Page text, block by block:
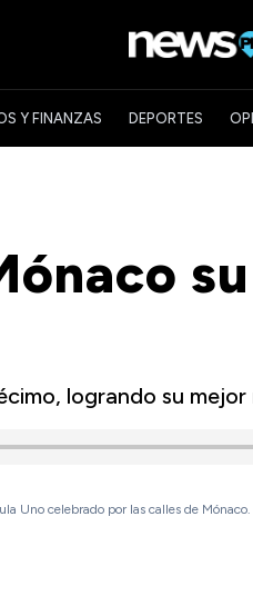
Y FINANZAS DEPORTES
logrando su
Uno celebrado por las calles de